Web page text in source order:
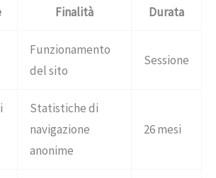
Finalità Durata
Funzionamento
del sito
Sessione
Statistiche di
navigazione
anonime
26 mesi